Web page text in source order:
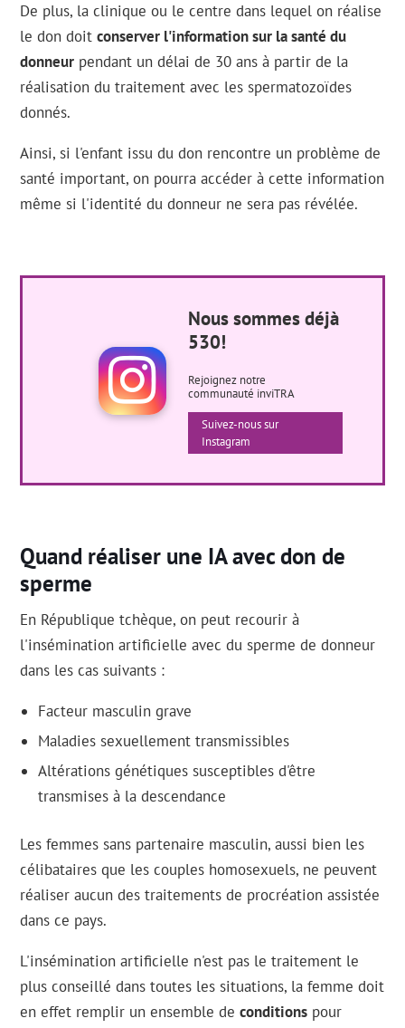
De plus, la clinique ou le centre dans lequel on réalise
le don doitconserver l'information sur la santé du
donneur pendant un délai de 30 ans à partir de la
réalisation du traitement avec les spermatozoïdes
donnés.
Ainsi, si l'enfant issu du don rencontre un problème de
santé important, on pourra accéder à cette information
même si l'identité du donneur ne sera pas révélée.
Nous sommes déjà
530!
Rejoignez notre
communauté inviTRA
Suivez-nous sur
Instagram
Quand réaliser une IA avec don de
sperme
En République tchèque, on peut recourir à
l'insémination artificielle avec du sperme de donneur
dans les cas suivants :
Facteur masculin grave
Maladies sexuellement transmissibles
Altérations génétiques susceptibles d'être
transmises à la descendance
Les femmes sans partenaire masculin, aussi bien les
célibataires que les couples homosexuels, ne peuvent
réaliser aucun des traitements de procréation assistée
dans ce pays.
L'insémination artificielle n'est pas le traitement le
plus conseillé dans toutes les situations, la femme doit
en effet remplir un ensemble deconditions pour